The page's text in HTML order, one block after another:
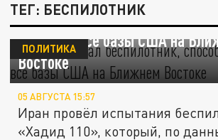
ТЕГ: БЕСПИЛОТНИК
Иран испытал беспилотник,
поразить все базы США на
Востоке
ПОЛИТИКА
05 АВГУСТА 15:57
Иран провёл испытания
«Хадид 110», который, по